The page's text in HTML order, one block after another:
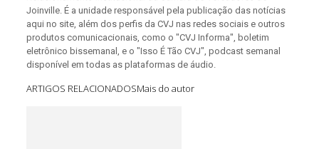
Joinville. É a unidade responsável pela publicação das notícias
aqui no site, além dos perfis da CVJ nas redes sociais e outros
produtos comunicacionais, como o "CVJ Informa", boletim
eletrônico bissemanal, e o "Isso É Tão CVJ", podcast semanal
disponível em todas as plataformas de áudio.
ARTIGOS RELACIONADOSMais do autor